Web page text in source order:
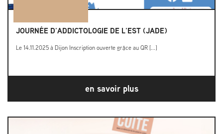
JOURNÉE D’ADDICTOLOGIE DE L’EST (JADE)
Le 14.11.2025 à Dijon Inscription ouverte grâce au QR [...]
en savoir plus